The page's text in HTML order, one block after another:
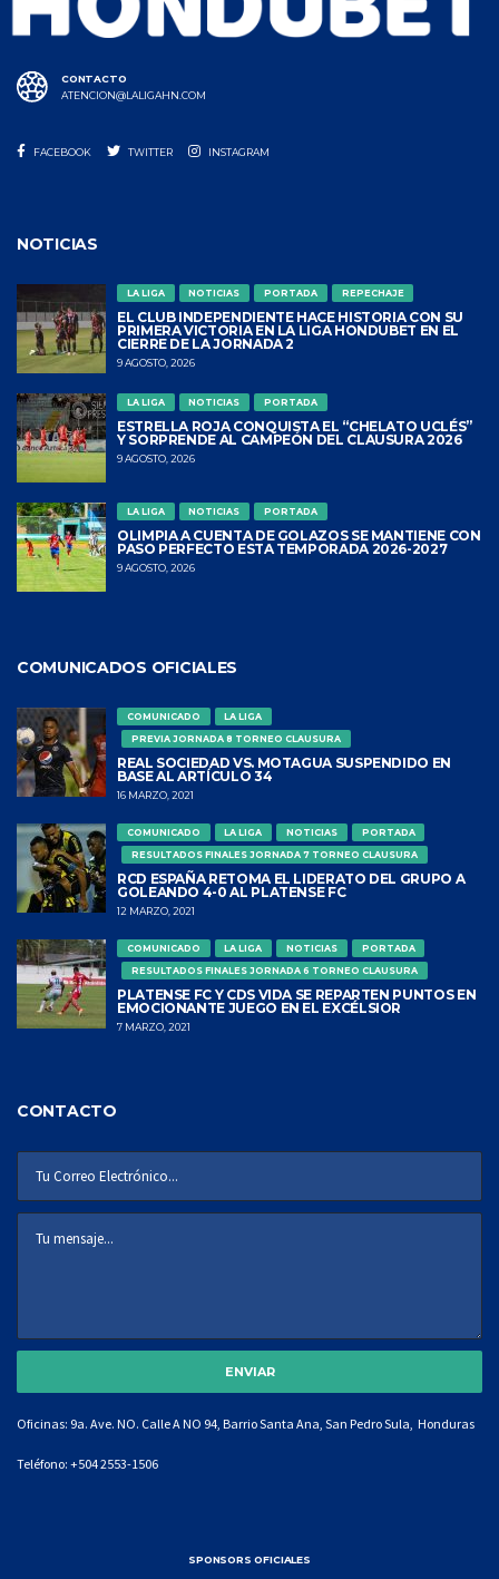
CONTACTO
ATENCION@LALIGAHN.COM
FACEBOOK TWITTER INSTAGRAM
NOTICIAS
LA LIGA NOTICIAS PORTADA REPECHAJE
EL CLUB INDEPENDIENTE HACE HISTORIA CON SU
PRIMERA VICTORIA EN LA LIGA HONDUBET EN EL
CIERRE DE LA JORNADA 2
9 AGOSTO, 2026
LA LIGA NOTICIAS PORTADA
ESTRELLA ROJA CONQUISTA EL “CHELATO UCLÉS”
Y SORPRENDE AL CAMPEÓN DEL CLAUSURA 2026
9 AGOSTO, 2026
LA LIGA NOTICIAS PORTADA
OLIMPIA A CUENTA DE GOLAZOS SE MANTIENE CON
PASO PERFECTO ESTA TEMPORADA 2026-2027
9 AGOSTO, 2026
COMUNICADOS OFICIALES
COMUNICADO
LA LIGA
PREVIA JORNADA 8 TORNEO CLAUSURA
REAL SOCIEDAD VS. MOTAGUA SUSPENDIDO EN
BASE AL ARTÍCULO 34
16 MARZO, 2021
COMUNICADO LA LIGA NOTICIAS
PORTADA
RESULTADOS FINALES JORNADA 7 TORNEO CLAUSURA
RCD ESPAÑA RETOMA EL LIDERATO DEL GRUPO A
GOLEANDO 4-0 AL PLATENSE FC
12 MARZO, 2021
COMUNICADO LA LIGA NOTICIAS
PORTADA
RESULTADOS FINALES JORNADA 6 TORNEO CLAUSURA
PLATENSE FC Y CDS VIDA SE REPARTEN PUNTOS EN
EMOCIONANTE JUEGO EN EL EXCÉLSIOR
7 MARZO, 2021
CONTACTO
Oficinas: 9a. Ave. NO. Calle A NO 94, Barrio Santa Ana, San Pedro Sula, Honduras
Teléfono: +504 2553-1506
SPONSORS OFICIALES